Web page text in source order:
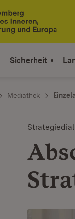
Sicherheit
Mediathek